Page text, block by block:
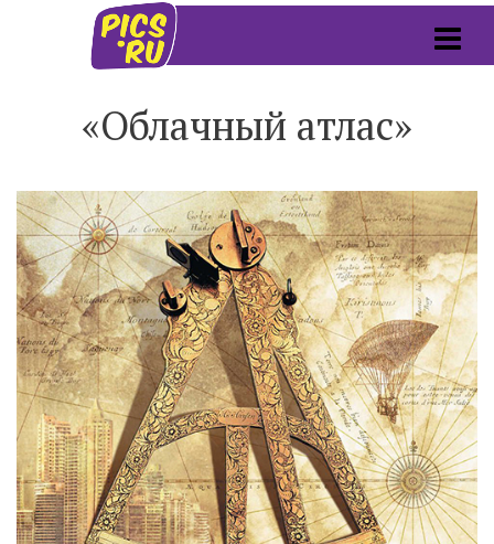
«Облачный атлас»